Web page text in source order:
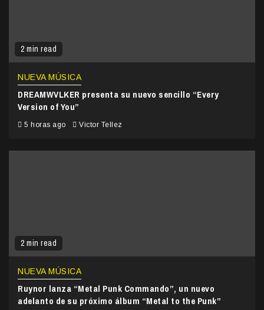
2 min read
NUEVA MÚSICA
DREAMWVLKER presenta su nuevo sencillo “Every
Version of You”
5 horas ago Victor Tellez
2 min read
NUEVA MÚSICA
Ruynor lanza “Metal Punk Commando”, un nuevo
adelanto de su próximo álbum “Metal to the Punk”